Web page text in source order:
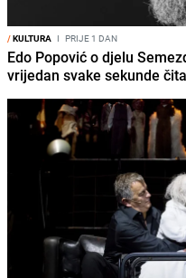
/KULTURA I PRIJE 1 DAN
Edo Popović o djelu
vrijedan svake sekunde